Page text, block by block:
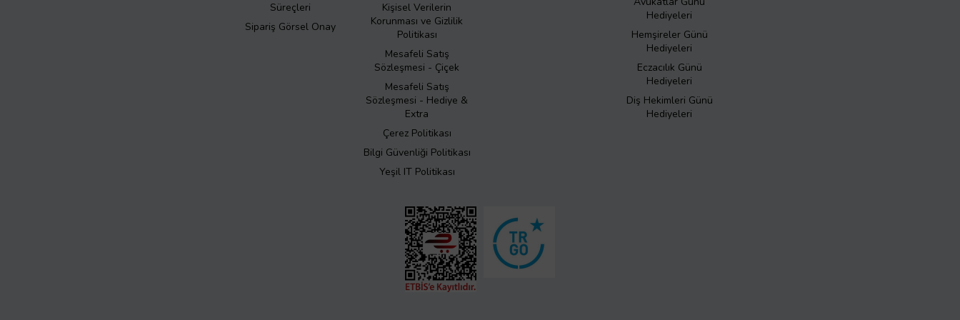
Süreçleri
Sipariş Görsel Onay
Kişisel Verilerin
Korunması ve Gizlilik
Politikası
Mesafeli Satış
Sözleşmesi - Çiçek
Mesafeli Satış
Sözleşmesi - Hediye &
Extra
Çerez Politikası
Bilgi Güvenliği Politikası
Yeşil IT Politikası
Hediyeleri
Hemşireler Günü
Hediyeleri
Eczacılık Günü
Hediyeleri
Diş Hekimleri Günü
Hediyeleri